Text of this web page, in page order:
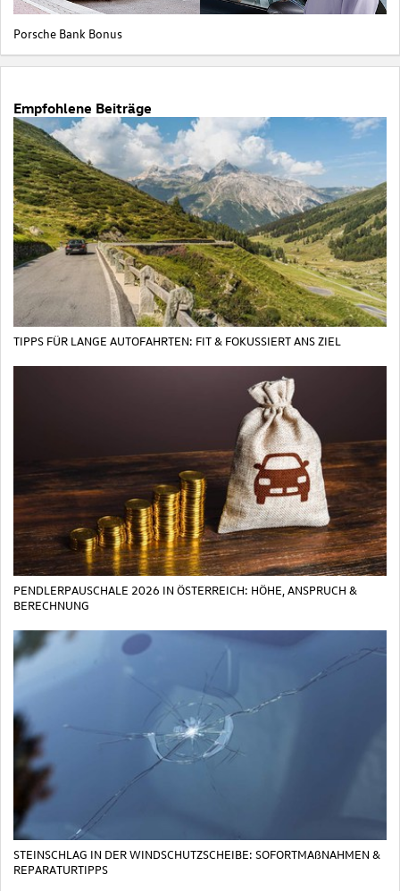
Porsche Bank Bonus
Empfohlene Beiträge
TIPPS FÜR LANGE AUTOFAHRTEN: FIT & FOKUSSIERT ANS ZIEL
PENDLERPAUSCHALE 2026 IN ÖSTERREICH: HÖHE, ANSPRUCH &
BERECHNUNG
STEINSCHLAG IN DER WINDSCHUTZSCHEIBE: SOFORTMAßNAHMEN &
REPARATURTIPPS